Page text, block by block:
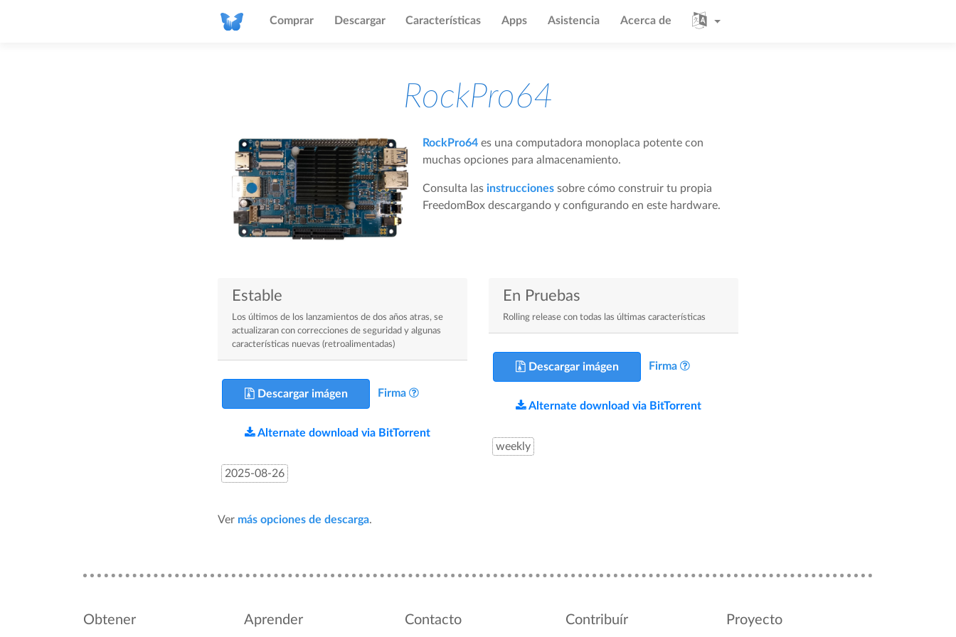
Comprar Descargar Características Apps Asistencia Acerca de
RockPro64
RockPro64 es una computadora monoplaca potente con
muchas opciones para almacenamiento.
Consulta las instrucciones sobre cómo construir tu propia
FreedomBox descargando y configurando en este hardware.
Estable
Los últimos de los lanzamientos de dos años atras, se
actualizaran con correcciones de seguridad y algunas
características nuevas (retroalimentadas)
Descargar imágen Firma
Alternate download via BitTorrent
2025-08-26
En Pruebas
Rolling release con todas las últimas características
Descargar imágen Firma
Alternate download via BitTorrent
weekly
Ver más opciones de descarga.
Obtener Aprender Contacto Contribuír Proyecto